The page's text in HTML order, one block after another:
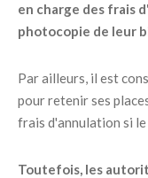
en charge des frais
photocopie de leur
Par ailleurs, il est
pour retenir ses
frais d'annulation si
Toutefois, les